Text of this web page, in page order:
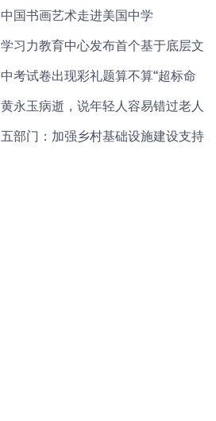
中国书画艺术走进美国中学
学习力教育中心发布首个基于底层文
中考试卷出现彩礼题算不算“超标命
黄永玉病逝，说年轻人容易错过老人
五部门：加强乡村基础设施建设支持